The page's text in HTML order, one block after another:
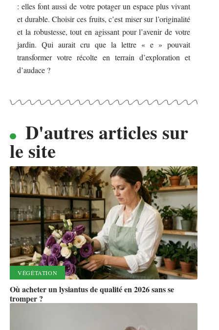
: elles font aussi de votre potager un espace plus vivant
et durable. Choisir ces fruits, c’est miser sur l’originalité
et la robustesse, tout en agissant pour l’avenir de votre
jardin. Qui aurait cru que la lettre « e » pouvait
transformer votre récolte en terrain d’exploration et
d’audace ?
D'autres articles sur
le site
VÉGÉTATION
Où acheter un lysiantus de qualité en 2026 sans se
tromper ?